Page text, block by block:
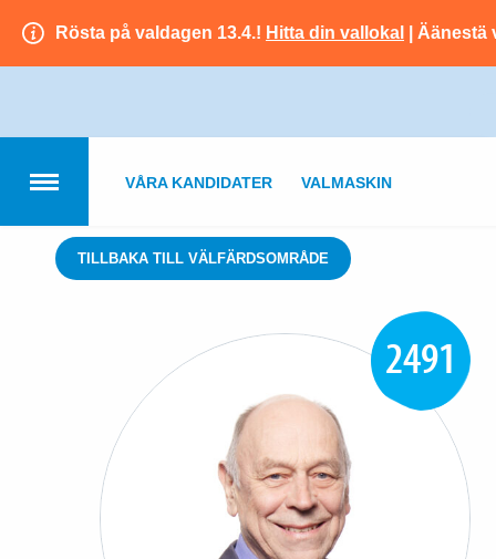
Rösta på valdagen 13.4.! Hitta din vallokal | Äänestä
VÅRA KANDIDATER VALMASKIN
TILLBAKA TILL VÄLFÄRDSOMRÅDE
2491